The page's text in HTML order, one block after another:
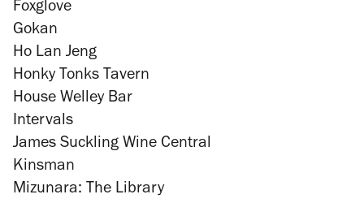
Foxglove
Gokan
Ho Lan Jeng
Honky Tonks Tavern
House Welley Bar
Intervals
James Suckling Wine Central
Kinsman
Mizunara: The Library